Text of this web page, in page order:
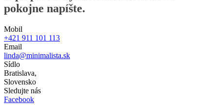
pokojne napíšte.
Mobil
+421 911 101 113
Email
linda@minimalista.sk
Sídlo
Bratislava,
Slovensko
Sledujte nás
Facebook